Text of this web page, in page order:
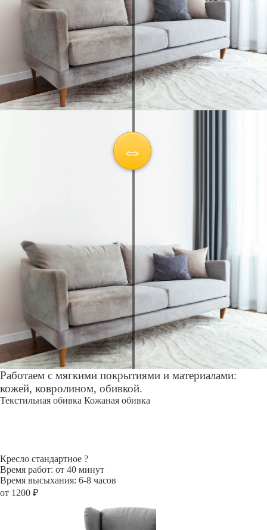
Работаем с мягкими покрытиями и материалами:
кожей, ковролином, обивкой.
Текстильная обивка Кожаная обивка
Кресло стандартное ?
Время работ: от 40 минут
Время высыхания: 6-8 часов
от 1200 ₽